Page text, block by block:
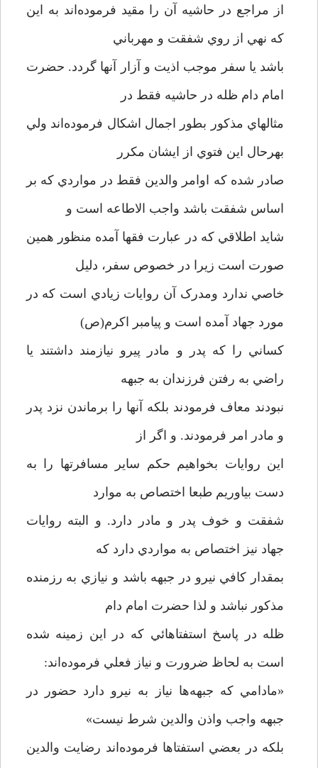
از مراجع در حاشيه آن را مقيد فرموده‌اند به اين
که نهي از روي شفقت و مهرباني
باشد يا سفر موجب اذيت و آزار آنها گردد. حضرت
امام دام ظله در حاشيه فقط در
مثالهاي مذکور بطور اجمال اشکال فرموده‌اند ولي
بهرحال اين فتوي از ايشان مکرر
صادر شده که اوامر والدين فقط در مواردي که بر
اساس شفقت باشد واجب الاطاعه است و
شايد اطلاقي که در عبارت فقها آمده منظور همين
صورت است زيرا در خصوص سفر، دليل
خاصي ندارد ومدرک آن روايات زيادي است که در
مورد جهاد آمده است و پيامبر اکرم(ص)
کساني را که پدر و مادر پيرو نيازمند داشتند يا
راضي به رفتن فرزندان به جبهه
نبودند معاف فرمودند بلکه آنها را برماندن نزد پدر
و مادر امر فرمودند. و اگر از
اين روايات بخواهيم حکم ساير مسافرتها را به
دست بياوريم طبعا اختصاص به موارد
شفقت و خوف پدر و مادر دارد. و البته روايات
جهاد نيز اختصاص به مواردي دارد که
بمقدار کافي نيرو در جبهه باشد و نيازي به رزمنده
مذکور نباشد و لذا حضرت امام دام
ظله در پاسخ استفتاهائي که در اين زمينه شده
است به لحاظ ضرورت و نياز فعلي فرموده‌اند:
«مادامي که جبهه‌ها نياز به نيرو دارد حضور در
جبهه واجب واذن والدين شرط نيست»
بلکه در بعضي استفتاها فرموده‌اند رضايت والدين